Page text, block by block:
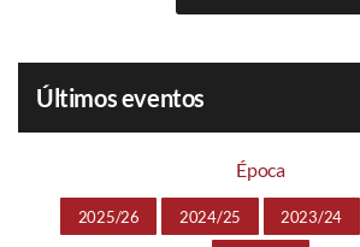
Últimos eventos
Época
2025/26 2024/25 2023/24